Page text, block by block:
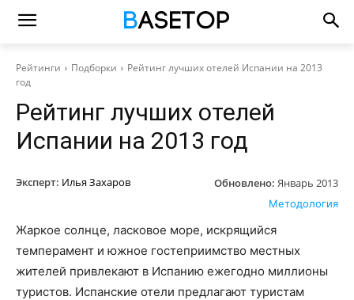
Рейтинги Подборки
Рейтинг лучших отелей Испании на 2013
год
Рейтинг лучших отелей
Испании на 2013 год
Эксперт: Илья Захаров Обновлено: Январь 2013
Методология
Жаркое солнце, ласковое море, искрящийся
темперамент и южное гостеприимство местных
жителей привлекают в Испанию ежегодно миллионы
туристов. Испанские отели предлагают туристам